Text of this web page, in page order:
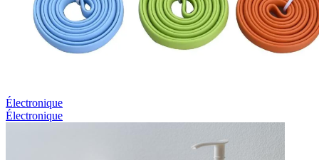
Électronique
Électronique